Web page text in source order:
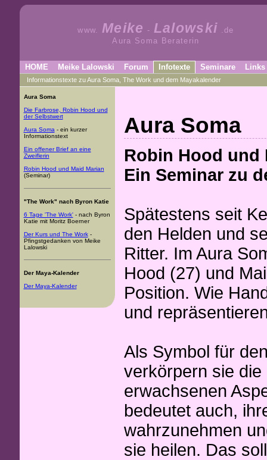
www. Meike - Lalowski .de
Aura Soma Beraterin
HOME Meike Lalowski Forum Infotexte Seminare Links
Informationstexte zu Aura Soma, The Work und dem Mayakalender
Aura Soma
Die Farbrose, Robin Hood und
der Selbstwert
Aura Soma - ein kurzer
Informationstext
Ein offener Brief an eine
Zweiflerin
Robin Hood und Maid Marian
(Seminar)
"The Work" nach Byron Katie
6 Tage 'The Work'- nach Byron
Katie mit Moritz Boerner
Der Kurs und The Work-
Pfingstgedanken von Meike
Lalowski
Der Maya-Kalender
Der Maya-Kalender
Aura Soma
Robin Hood und
Ein Seminar zu
Spätestens seit
den Helden und
Ritter. Im Aura
Hood (27) und
Position. Wie
und
Als Symbol für
verkörpern sie
erwachsenen
bedeutet auch,
wahrzunehmen
sie heilen. Das